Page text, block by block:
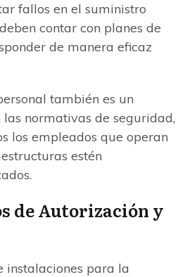
fallos en el suministro
contar con planes de
de manera eficaz
también es un
normativas de seguridad,
los empleados que operan
estén
de Autorización y
instalaciones para la